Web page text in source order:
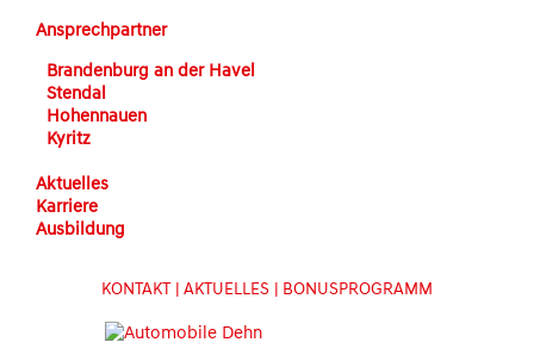
Ansprechpartner
Brandenburg an der Havel
Stendal
Hohennauen
Kyritz
Aktuelles
Karriere
Ausbildung
KONTAKT | AKTUELLES | BONUSPROGRAMM